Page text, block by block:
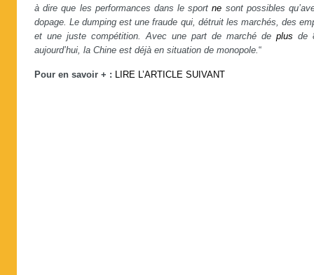
à dire que les performances dans le sportne sont possibles
dopage. Le dumping est une fraude qui, détruit les marchés, des
et une juste compétition. Avec une part de marché de plus de
aujourd’hui, la Chine est déjà en situation de monopole.“
Pour en savoir + : LIRE L’ARTICLE SUIVANT